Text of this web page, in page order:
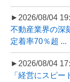
►2026/08/04
不動産業界の深
定着率70％超 ...
►2026/08/04
「経営にスピ